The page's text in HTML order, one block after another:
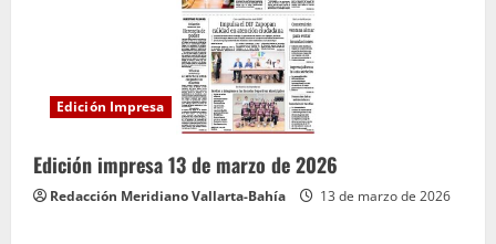
Edición Impresa
Edición impresa 13 de marzo de 2026
Redacción Meridiano Vallarta-Bahía 13 de marzo de 2026